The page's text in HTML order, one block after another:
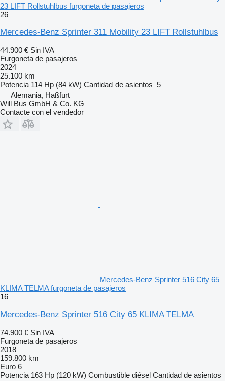
23 LIFT Rollstuhlbus furgoneta de pasajeros
26
Mercedes-Benz Sprinter 311 Mobility 23 LIFT Rollstuhlbus
44.900 € Sin IVA
Furgoneta de pasajeros
2024
25.100 km
Potencia 114 Hp (84 kW) Cantidad de asientos 5
Alemania, Haßfurt
Will Bus GmbH & Co. KG
Contacte con el vendedor
Mercedes-Benz Sprinter 516 City 65
KLIMA TELMA furgoneta de pasajeros
16
Mercedes-Benz Sprinter 516 City 65 KLIMA TELMA
74.900 € Sin IVA
Furgoneta de pasajeros
2018
159.800 km
Euro 6
Potencia 163 Hp (120 kW) Combustible diésel Cantidad de asientos